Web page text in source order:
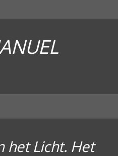
het Licht. Het